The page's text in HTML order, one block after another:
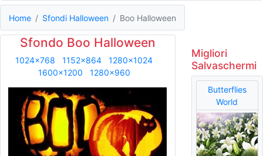
Home Sfondi Halloween Boo Halloween
Sfondo Boo Halloween
1024x768 1152x864
1280x1024
1600x1200
1280x960
Migliori
Salvaschermi
Butterflies
World